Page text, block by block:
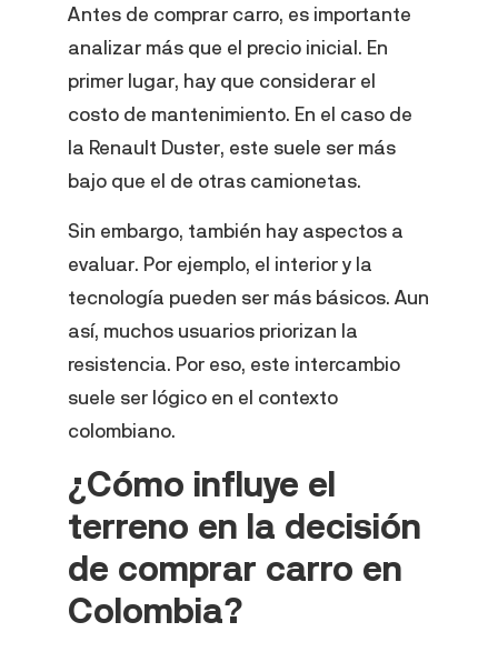
Antes de comprar carro, es importante
analizar más que el precio inicial. En
primer lugar, hay que considerar el
costo de mantenimiento. En el caso de
la Renault Duster, este suele ser más
bajo que el de otras camionetas.
Sin embargo, también hay aspectos a
evaluar. Por ejemplo, el interior y la
tecnología pueden ser más básicos. Aun
así, muchos usuarios priorizan la
resistencia. Por eso, este intercambio
suele ser lógico en el contexto
colombiano.
¿Cómo influye el
terreno en la decisión
de comprar carro en
Colombia?